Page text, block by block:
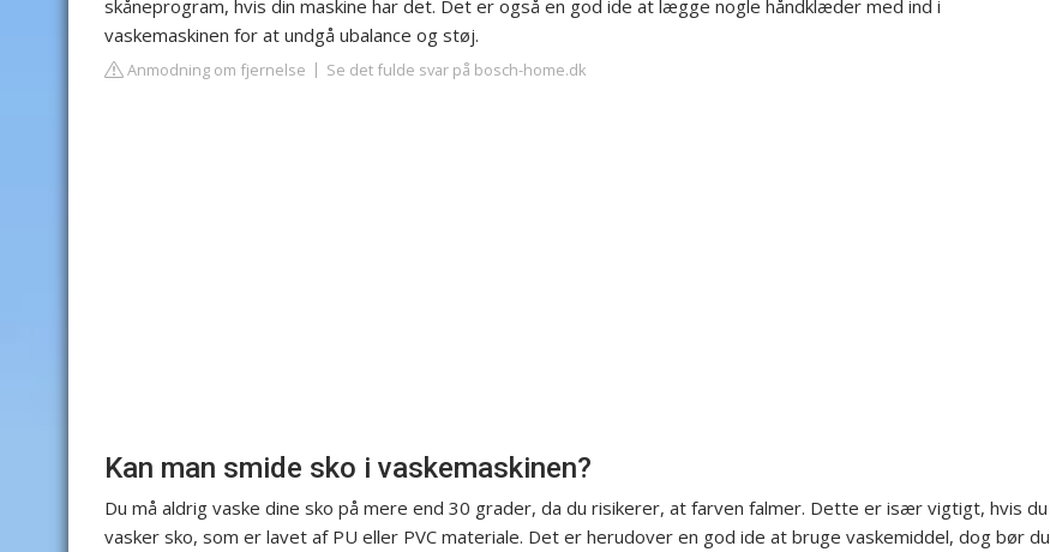
skåneprogram, hvis din maskine har det. Det er også en god ide at lægge nogle håndklæder med ind i
vaskemaskinen for at undgå ubalance og støj.
Anmodning om fjernelse Se det fulde svar på bosch-home.dk
Kan man smide sko i vaskemaskinen?
Du må aldrig vaske dine sko på mere end 30 grader, da du risikerer, at farven falmer. Dette er især vigtigt, hvis du
vasker sko, som er lavet af PU eller PVC materiale. Det er herudover en god ide at bruge vaskemiddel, dog bør du